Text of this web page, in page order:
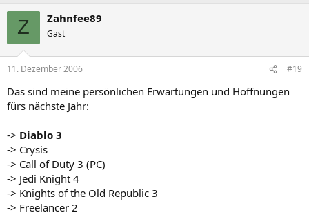
Z Zahnfee89
Gast
11. Dezember 2006 #19
Das sind meine persönlichen Erwartungen und Hoffnungen
fürs nächste Jahr:
-> Diablo 3
-> Crysis
-> Call of Duty 3 (PC)
-> Jedi Knight 4
-> Knights of the Old Republic 3
-> Freelancer 2